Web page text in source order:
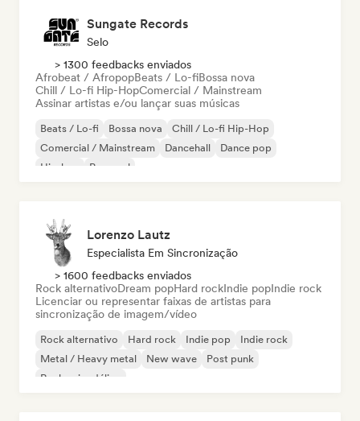
Sungate Records
Selo
> 1300 feedbacks enviados
Afrobeat / AfropopBeats / Lo-fiBossa nova
Chill / Lo-fi Hip-HopComercial / Mainstream
Assinar artistas e/ou lançar suas músicas
Beats / Lo-fi Bossa nova
Chill / Lo-fi Hip-Hop
Comercial / Mainstream
Dancehall
Dance pop
Hip-hop
Pop soul
Lorenzo Lautz
Especialista Em Sincronização
> 1600 feedbacks enviados
Rock alternativoDream popHard rockIndie popIndie rock
Licenciar ou representar faixas de artistas para
sincronização de imagem/vídeo
Rock alternativo Hard rock Indie pop
Indie rock
Metal / Heavy metal
New wave
Post punk
Rock psicodélico